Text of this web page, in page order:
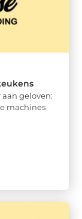
geloven:
machines